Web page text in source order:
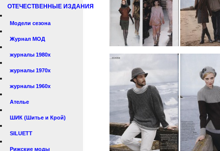
ОТЕЧЕСТВЕННЫЕ ИЗДАНИЯ
Модели сезона
Журнал МОД
журналы 1980х
журналы 1970х
журналы 1960х
Ателье
ШИК (Шитье и Крой)
SILUETT
Рижские моды